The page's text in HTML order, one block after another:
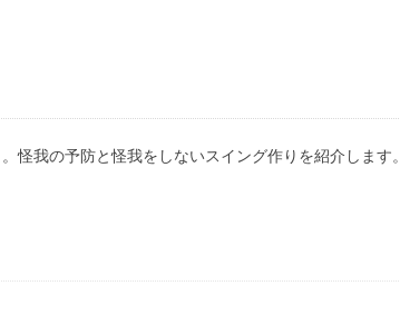
怪我の予防と怪我をしないスイング作りを紹介します。